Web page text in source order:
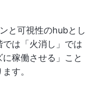
と可視性のhubとし
は「火消し」では
稼働させる」こと
す。